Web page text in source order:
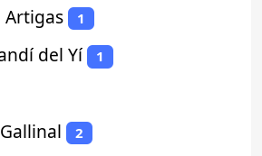
Artigas 1
del Yí 1
2